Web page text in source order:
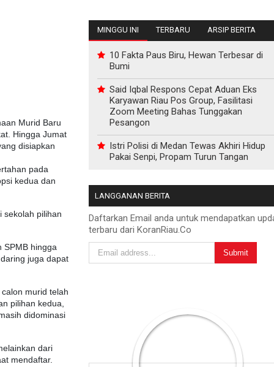
Murid Baru
Hingga Jumat
disiapkan
pada
kedua dan
sekolah pilihan
SPMB hingga
juga dapat
murid telah
pilihan kedua,
didominasi
dari
mendaftar.
MINGGU INI TERBARU ARSIP BERITA
10 Fakta Paus Biru, Hewan Terbesar di
Bumi
Said Iqbal Respons Cepat Aduan Eks
Karyawan Riau Pos Group, Fasilitasi
Zoom Meeting Bahas Tunggakan
Pesangon
Istri Polisi di Medan Tewas Akhiri Hidup
Pakai Senpi, Propam Turun Tangan
LANGGANAN BERITA
Daftarkan Email anda untuk mendapatkan
terbaru dari KoranRiau.Co